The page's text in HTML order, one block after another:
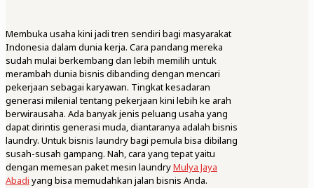
Membuka usaha kini jadi tren sendiri bagi masyarakat
Indonesia dalam dunia kerja. Cara pandang mereka
sudah mulai berkembang dan lebih memilih untuk
merambah dunia bisnis dibanding dengan mencari
pekerjaan sebagai karyawan. Tingkat kesadaran
generasi milenial tentang pekerjaan kini lebih ke arah
berwirausaha. Ada banyak jenis peluang usaha yang
dapat dirintis generasi muda, diantaranya adalah bisnis
laundry. Untuk bisnis laundry bagi pemula bisa dibilang
susah-susah gampang. Nah, cara yang tepat yaitu
dengan memesan paket mesin laundryMulya Jaya
Abadi yang bisa memudahkan jalan bisnis Anda.